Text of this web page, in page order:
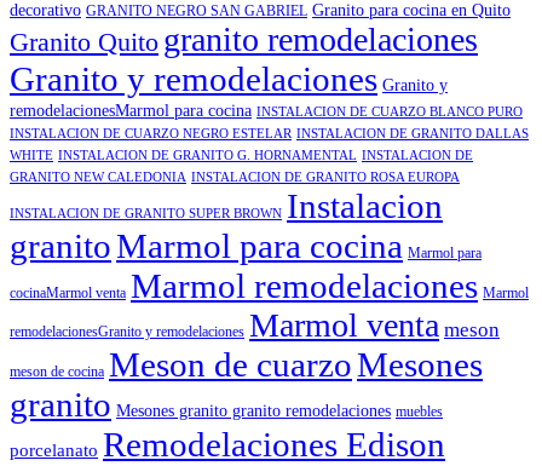
decorativo GRANITO NEGRO SAN GABRIEL Granito para cocina en Quito
Granito Quito granito remodelaciones
Granito y remodelaciones Granito y
remodelacionesMarmol para cocina INSTALACION DE CUARZO BLANCO PURO
INSTALACION DE CUARZO NEGRO ESTELAR INSTALACION DE GRANITO DALLAS
WHITE INSTALACION DE GRANITO G. HORNAMENTAL INSTALACION DE
GRANITO NEW CALEDONIA INSTALACION DE GRANITO ROSA EUROPA
INSTALACION DE GRANITO SUPER BROWN Instalacion
granitoMarmol para cocina Marmol para
cocinaMarmol venta Marmol remodelaciones Marmol
remodelacionesGranito y remodelaciones Marmol venta meson
meson de cocina Meson de cuarzoMesones
granito Mesones granito granito remodelaciones muebles
porcelanato Remodelaciones Edison